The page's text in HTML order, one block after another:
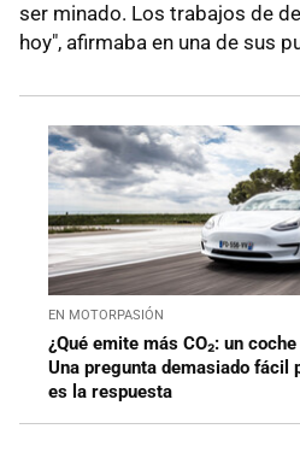
ser minado. Los trabajos de
hoy", afirmaba en una de sus
EN MOTORPASIÓN
¿Qué emite más CO₂: un
Una pregunta demasiado fácil
es la respuesta